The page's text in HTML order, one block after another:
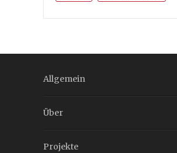
Allgemein
Über
Projekte